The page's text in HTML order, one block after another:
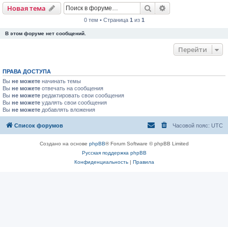
Новая тема Поиск
0 тем • Страница 1 из 1
В этом форуме нет сообщений.
Перейти
ПРАВА ДОСТУПА
Вы не можете начинать темы
Вы не можете отвечать на сообщения
Вы не можете редактировать свои сообщения
Вы не можете удалять свои сообщения
Вы не можете добавлять вложения
Список форумов Часовой пояс: UTC
Создано на основе phpBB® Forum Software © phpBB Limited
Русская поддержка phpBB
Конфиденциальность| Правила